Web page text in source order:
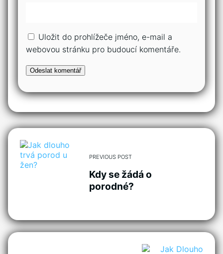
Uložit do prohlížeče jméno, e-mail a
webovou stránku pro budoucí komentáře.
PREVIOUS POST
Kdy se žádá o
porodné?